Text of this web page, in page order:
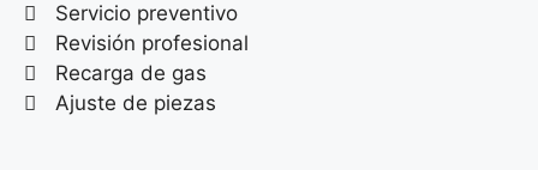
Servicio preventivo
Revisión profesional
Recarga de gas
Ajuste de piezas